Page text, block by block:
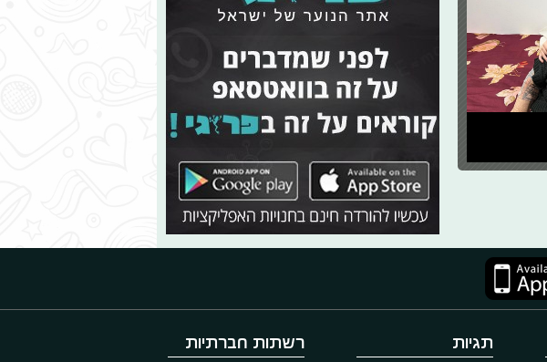
תגיות רשתות חברתיות